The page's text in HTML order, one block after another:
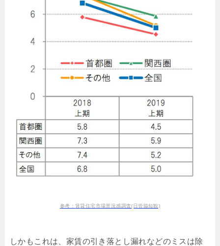
参考：賃貸住宅市場景況感調査(日管協短観)
しかもこれは、家賃の引き落とし漏れなどのミスは除